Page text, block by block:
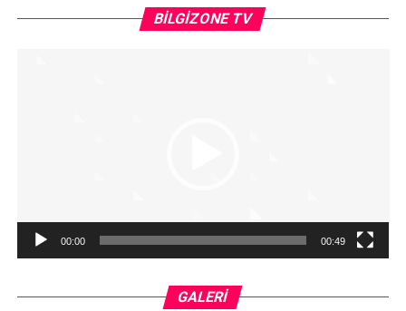
BILGIZONE TV
00:00 00:49
GALERI